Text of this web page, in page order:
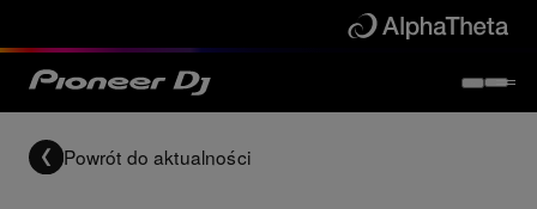
Powrót do aktualności